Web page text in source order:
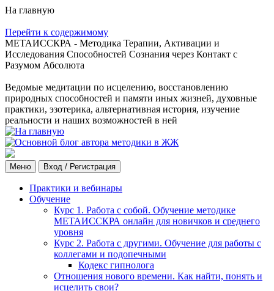
На главную
Перейти к содержимому
МЕТАИССКРА - Методика Терапии, Активации и
Исследования Способностей Сознания через Контакт с
Разумом Абсолюта
Ведомые медитации по исцелению, восстановлению
природных способностей и памяти иных жизней, духовные
практики, эзотерика, альтернативная история, изучение
реальности и наших возможностей в ней
Меню Вход / Регистрация
Практики и вебинары
Обучение
Курс 1. Работа с собой. Обучение методике
МЕТАИССКРА онлайн для новичков и среднего
уровня
Курс 2. Работа с другими. Обучение для работы с
коллегами и подопечными
Кодекс гипнолога
Отношения нового времени. Как найти, понять и
исцелить свои?